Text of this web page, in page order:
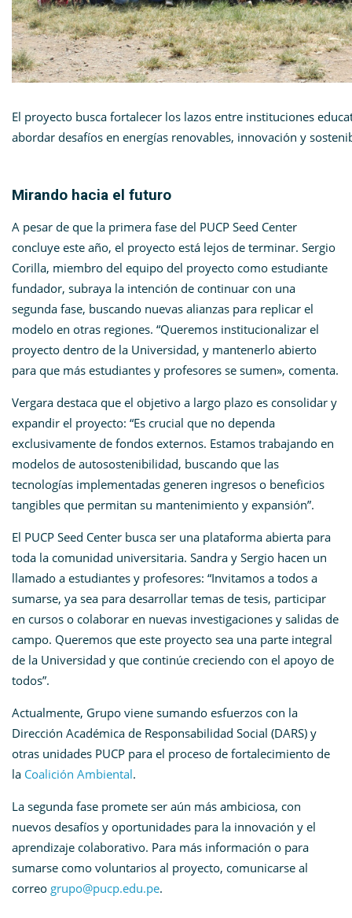
El proyecto busca fortalecer los lazos entre instituciones
abordar desafíos en energías renovables, innovación y
Mirando hacia el futuro
A pesar de que la primera fase del PUCP Seed Center
concluye este año, el proyecto está lejos de terminar. Sergio
Corilla, miembro del equipo del proyecto como estudiante
fundador, subraya la intención de continuar con una
segunda fase, buscando nuevas alianzas para replicar el
modelo en otras regiones. “Queremos institucionalizar el
proyecto dentro de la Universidad, y mantenerlo abierto
para que más estudiantes y profesores se sumen», comenta.
Vergara destaca que el objetivo a largo plazo es consolidar y
expandir el proyecto: “Es crucial que no dependa
exclusivamente de fondos externos. Estamos trabajando en
modelos de autosostenibilidad, buscando que las
tecnologías implementadas generen ingresos o beneficios
tangibles que permitan su mantenimiento y expansión”.
El PUCP Seed Center busca ser una plataforma abierta para
toda la comunidad universitaria. Sandra y Sergio hacen un
llamado a estudiantes y profesores: “Invitamos a todos a
sumarse, ya sea para desarrollar temas de tesis, participar
en cursos o colaborar en nuevas investigaciones y salidas de
campo. Queremos que este proyecto sea una parte integral
de la Universidad y que continúe creciendo con el apoyo de
todos”.
Actualmente, Grupo viene sumando esfuerzos con la
Dirección Académica de Responsabilidad Social (DARS) y
otras unidades PUCP para el proceso de fortalecimiento de
la Coalición Ambiental.
La segunda fase promete ser aún más ambiciosa, con
nuevos desafíos y oportunidades para la innovación y el
aprendizaje colaborativo. Para más información o para
sumarse como voluntarios al proyecto, comunicarse al
correo grupo@pucp.edu.pe.